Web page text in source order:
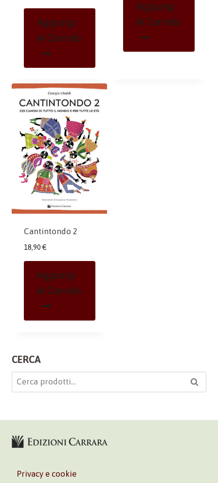
Aggiungi
Al Carrello
Aggiungi
Al Carrello
Cantintondo 2
18,90 €
Aggiungi
Al Carrello
CERCA
Cerca: Cerca
Privacy e cookie